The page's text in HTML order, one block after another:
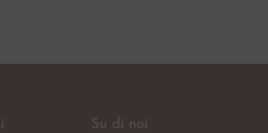
Su di noi